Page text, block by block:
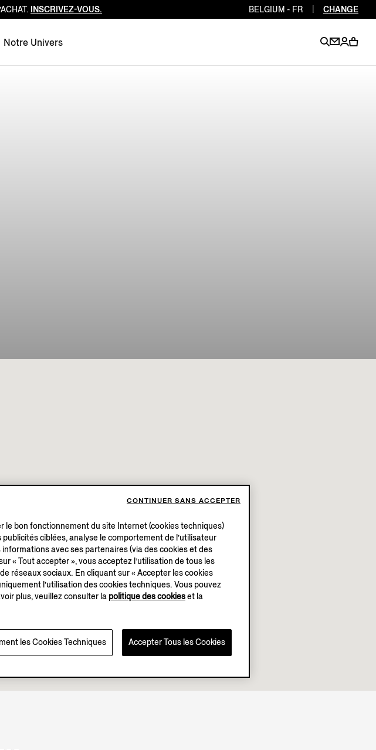
Luxembourg EN
Netherlands EN
INSCRIVEZ-VOUS. BELGIUM - FR CHANGE
Notre Univers
le bon fonctionnement du site Internet (cookies techniques)
ciblées, analyse le comportement de l’utilisateur
avec ses partenaires (via des cookies et des
« Tout accepter », vous acceptez l’utilisation de tous les
réseaux sociaux. En cliquant sur « Accepter les cookies
l’utilisation des cookies techniques. Vous pouvez
plus, veuillez consulter la politique des cookieset la
les Cookies Techniques Accepter Tous les Cookies
CONTINUER SANS ACCEPTER